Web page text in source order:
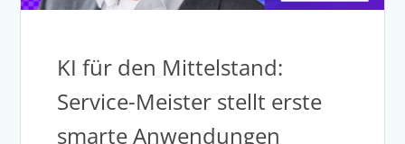
KI für den Mittelstand:
Service-Meister stellt erste
smarte Anwendungen